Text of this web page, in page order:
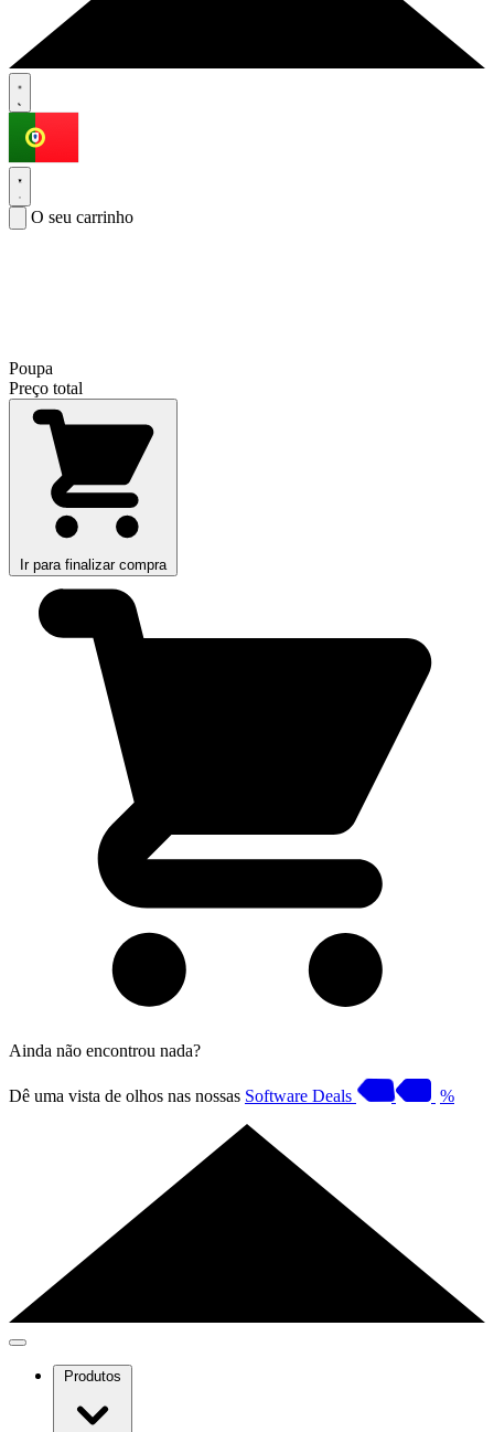
O seu carrinho
Poupa
Preço total
Ir para finalizar compra
Ainda não encontrou nada?
Dê uma vista de olhos nas nossas Software Deals %
Produtos